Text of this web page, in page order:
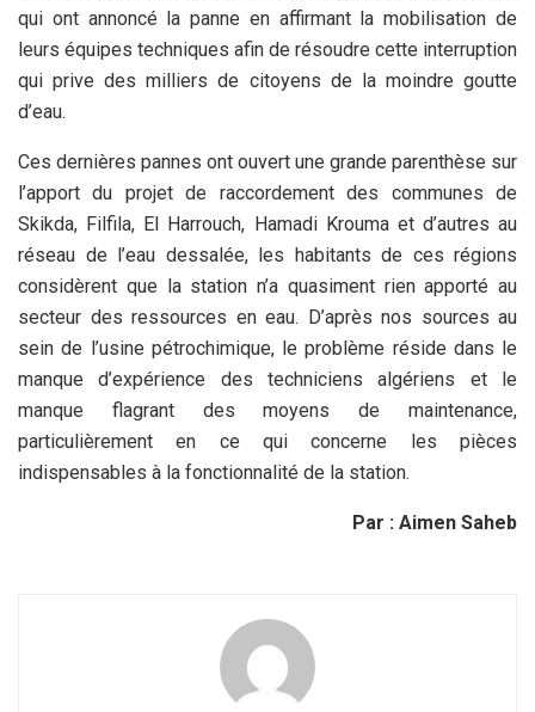
qui ont annoncé la panne en affirmant la mobilisation de
leurs équipes techniques afin de résoudre cette interruption
qui prive des milliers de citoyens de la moindre goutte
d’eau.
Ces dernières pannes ont ouvert une grande parenthèse sur
l’apport du projet de raccordement des communes de
Skikda, Filfila, El Harrouch, Hamadi Krouma et d’autres au
réseau de l’eau dessalée, les habitants de ces régions
considèrent que la station n’a quasiment rien apporté au
secteur des ressources en eau. D’après nos sources au
sein de l’usine pétrochimique, le problème réside dans le
manque d’expérience des techniciens algériens et le
manque flagrant des moyens de maintenance,
particulièrement en ce qui concerne les pièces
indispensables à la fonctionnalité de la station.
Par : Aimen Saheb